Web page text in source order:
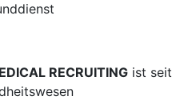
RECRUITING ist seit